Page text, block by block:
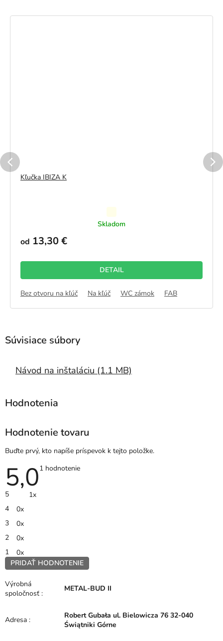
Kľučka IBIZA K
hodnotenie
z
5
hviezdičiek.
Skladom
od 13,30 €
DETAIL
Bez otvoru na kľúč Na kľúč WC zámok FAB
Návod na inštaláciu (1.1 MB)
Hodnotenie tovaru
Buďte prvý, kto napíše príspevok k tejto položke.
5,0Priemerné
1 hodnotenie
5
1x
4
0x
3
0x
2
0x
1
0x
PRIDAŤ HODNOTENIE
V
ý
p
h
Výrobná
spoločnosť :
METAL-BUD II
Adresa :
Robert Gubała ul. Bielowicza 76 32-040
Świątniki Górne